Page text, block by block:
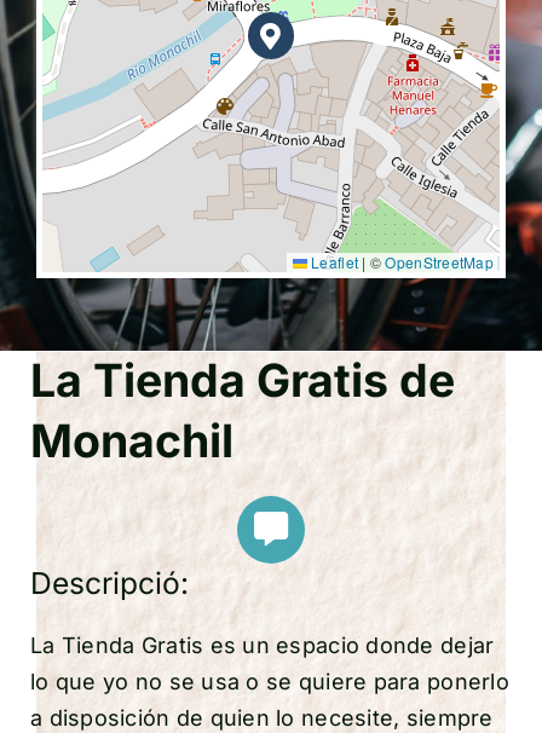
Leaflet | ©OpenStreetMap
La Tienda Gratis de
Monachil
Descripció:
La Tienda Gratis es un espacio donde dejar
lo que yo no se usa o se quiere para ponerlo
a disposición de quien lo necesite, siempre